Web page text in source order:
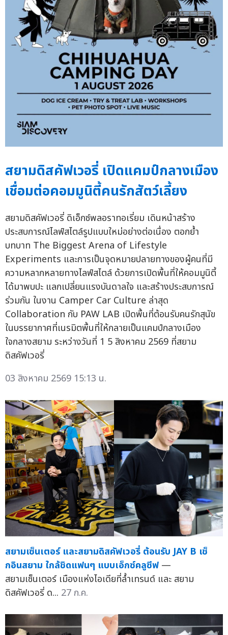
สยามดิสคัฟเวอรี่ เปิดแคมป์กลางเมือง
เชื่อมต่อคอมมูนิตี้คนรักสัตว์เลี้ยง
สยามดิสคัฟเวอรี่ ดิเอ็กซ์พลอราทอเรี่ยม เดินหน้าสร้าง
ประสบการณ์ไลฟ์สไตล์รูปแบบใหม่อย่างต่อเนื่อง ตอกย้ำ
บทบาท The Biggest Arena of Lifestyle
Experiments และการเป็นจุดหมายปลายทางของผู้คนที่มี
ความหลากหลายทางไลฟ์สไตล์ ด้วยการเปิดพื้นที่ให้คอมมูนิตี้
ได้มาพบปะ แลกเปลี่ยนแรงบันดาลใจ และสร้างประสบการณ์
ร่วมกัน ในงาน Camper Car Culture ล่าสุด
Collaboration กับ PAW LAB เปิดพื้นที่ต้อนรับคนรักสุนัข
ในบรรยากาศที่เนรมิตพื้นที่ให้กลายเป็นแคมป์กลางเมือง
ใจกลางสยาม ระหว่างวันที่ 1 5 สิงหาคม 2569 ที่สยาม
ดิสคัฟเวอรี่
03 สิงหาคม 2569 15:13 น.
สยามเซ็นเตอร์ และสยามดิสคัฟเวอรี่ ต้อนรับ JAY B เช็
กอินสยาม ใกล้ชิดแฟนๆ แบบเอ็กซ์คลูซีฟ —
สยามเซ็นเตอร์ เมืองแห่งไอเดียที่ล้ำเทรนด์ และ สยาม
ดิสคัฟเวอรี่ ด... 27 ก.ค.